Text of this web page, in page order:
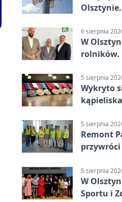
6 sierpnia
W
rolników.
5 sierpnia
Wykryto
5 sierpnia
Remont
5 sierpnia
W
Sportu i